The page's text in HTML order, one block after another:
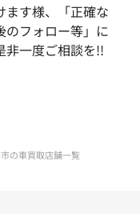
ます様、「正確な
のフォロー等」に
非一度ご相談を!!
の車買取店舗一覧